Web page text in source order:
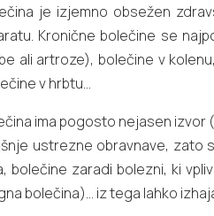
je izjemno obsežen
Kronične bolečine se
ali artroze), bolečine v
v hrbtu…
ima pogosto nejasen izvor
ustrezne obravnave, zato
bolečine zaradi bolezni, ki
bolečina)… iz tega lahko